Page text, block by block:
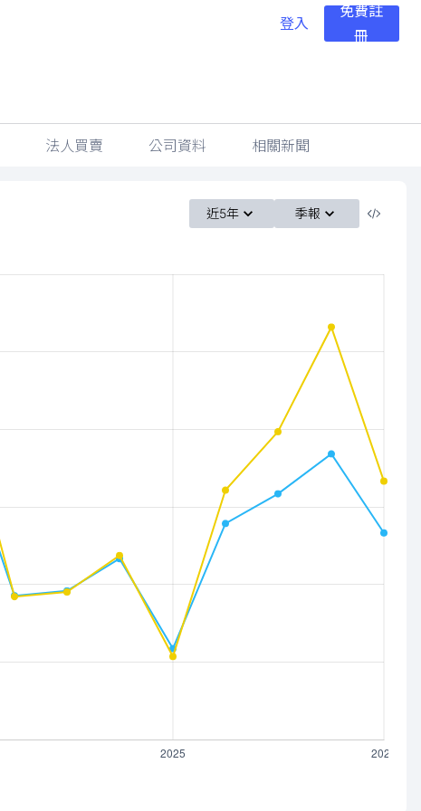
登入
免費註
冊
法人買賣 公司資料 相關新聞
近5年 季報